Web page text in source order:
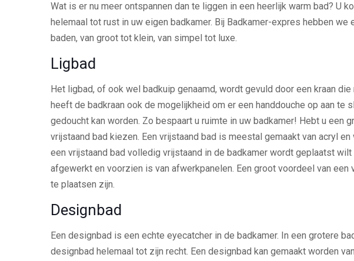
Wat is er nu meer ontspannen dan te liggen in een heerlijk warm bad? U
helemaal tot rust in uw eigen badkamer. Bij Badkamer-expres hebben
baden, van groot tot klein, van simpel tot luxe.
Ligbad
Het ligbad, of ook wel badkuip genaamd, wordt gevuld door een kraan
heeft de badkraan ook de mogelijkheid om er een handdouche op aan te
gedoucht kan worden. Zo bespaart u ruimte in uw badkamer! Hebt u een
vrijstaand bad kiezen. Een vrijstaand bad is meestal gemaakt van acryl
een vrijstaand bad volledig vrijstaand in de badkamer wordt geplaatst
afgewerkt en voorzien is van afwerkpanelen. Een groot voordeel van
te plaatsen zijn.
Designbad
Een designbad is een echte eyecatcher in de badkamer. In een grotere
designbad helemaal tot zijn recht. Een designbad kan gemaakt worden